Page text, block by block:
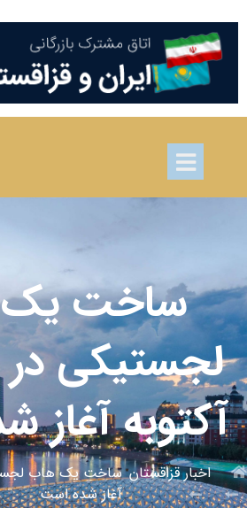
ساخت
لجستیکی در
آکتوبه
اخبار قزاقستان ساخت یک هاب
آغاز شده است